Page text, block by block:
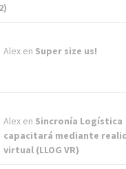
Alex en Super size us!
Alex en Sincronía Logística
capacitará mediante
virtual (LLOG VR)